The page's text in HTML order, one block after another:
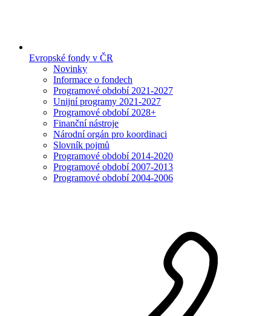
Evropské fondy v ČR
Novinky
Informace o fondech
Programové období 2021-2027
Unijní programy 2021-2027
Programové období 2028+
Finanční nástroje
Národní orgán pro koordinaci
Slovník pojmů
Programové období 2014-2020
Programové období 2007-2013
Programové období 2004-2006